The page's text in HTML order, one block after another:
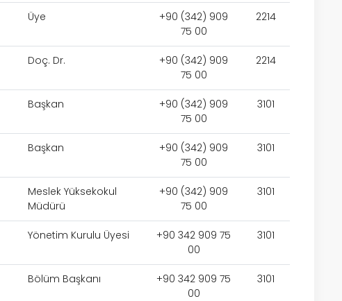
Üye
+90 (342) 909
75 00
2214
Doç. Dr.
+90 (342) 909
75 00
2214
Başkan
+90 (342) 909
75 00
3101
Başkan
+90 (342) 909
75 00
3101
Meslek Yüksekokul
Müdürü
+90 (342) 909
75 00
3101
Yönetim Kurulu Üyesi
+90 342 909 75
00
3101
Bölüm Başkanı
+90 342 909 75
00
3101